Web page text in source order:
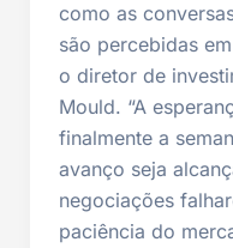
como as
são percebidas
o diretor de
Mould. “A
finalmente a
avanço seja
negociações
paciência do